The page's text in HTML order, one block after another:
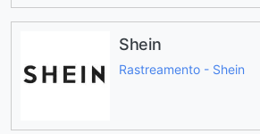
Shein
Rastreamento - Shein